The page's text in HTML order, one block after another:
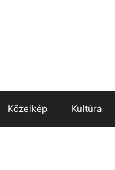
Közelkép Kultúra